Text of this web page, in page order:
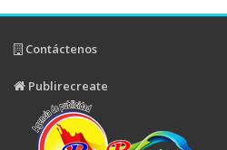
Contáctenos
Publirecreate